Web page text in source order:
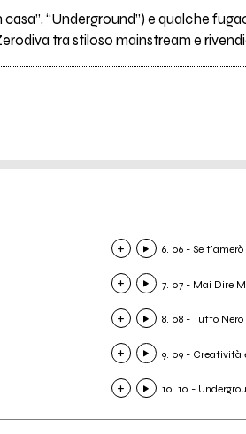
“Underground”) e qualche
tra stiloso mainstream e
6. 06 - Se t'amerò
7. 07 - Mai Dire
8. 08 - Tutto Nero
9. 09 - Creatività
10. 10 -